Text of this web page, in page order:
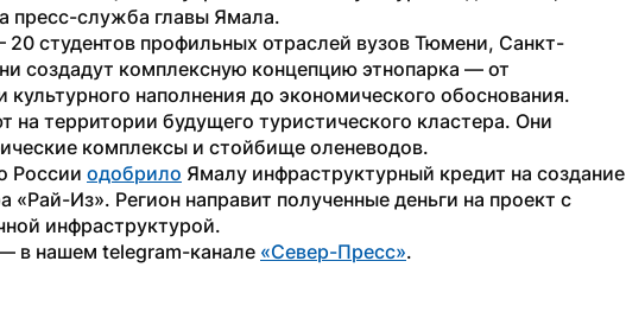
пресс-служба главы Ямала.
20 студентов профильных отраслей вузов Тюмени, Санкт-
создадут комплексную концепцию этнопарка — от
культурного наполнения до экономического обоснования.
на территории будущего туристического кластера. Они
комплексы и стойбище оленеводов.
России одобрило Ямалу инфраструктурный кредит на создание
«Рай-Из». Регион направит полученные деньги на проект с
инфраструктурой.
в нашем telegram-канале «Север-Пресс».